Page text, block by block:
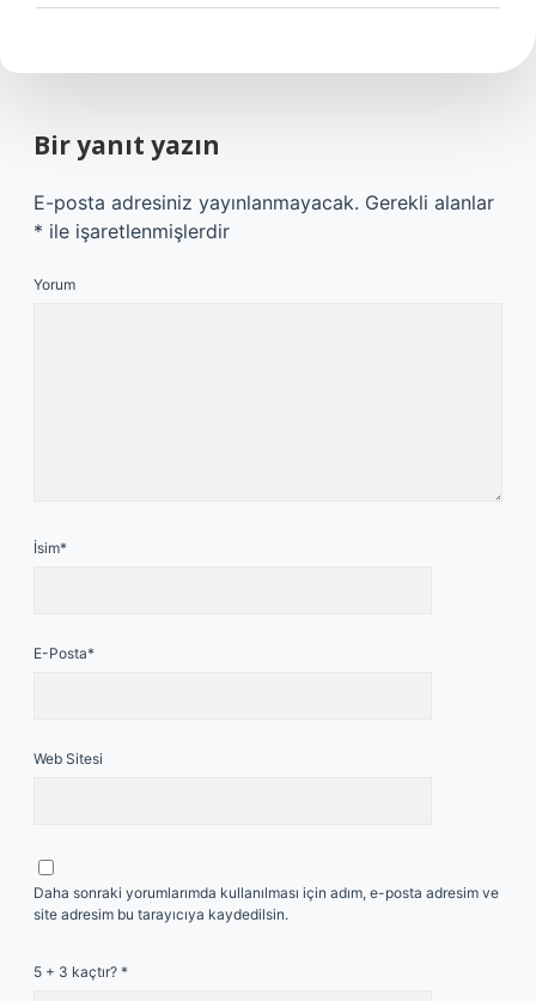
Bir yanıt yazın
E-posta adresiniz yayınlanmayacak. Gerekli alanlar
* ile işaretlenmişlerdir
Yorum
İsim*
E-Posta*
Web Sitesi
Daha sonraki yorumlarımda kullanılması için adım, e-posta adresim ve
site adresim bu tarayıcıya kaydedilsin.
5 + 3 kaçtır? *